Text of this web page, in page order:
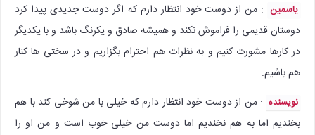
یاسمین : من از دوست خود انتظار دارم که اگر دوست جدیدی پیدا کرد
دوستان قدیمی را فراموش نکند و همیشه صادق و یکرنگ باشد و با یکدیگر
در کارها مشورت کنیم و به نظرات هم احترام بگزاریم و در سختی ها کنار
هم باشیم.
نویسنده : من از دوست خود انتظار دارم که خیلی با من شوخی کند با هم
بخندیم اما به هم نخندیم اما دوست من خیلی خوب است و من او را